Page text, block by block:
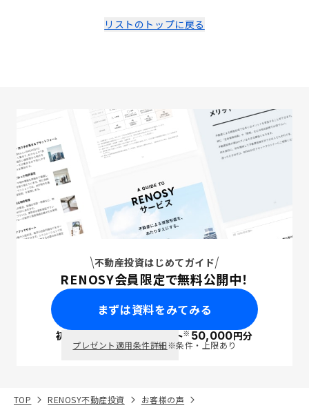
はないかな？と思った。リストのトップに戻る
不動産投資はじめてガイド
RENOSY会員限定で無料公開中！
まずは資料をみてみる
初回面談で ポイント※50,000円分
プレゼント適用条件詳細※条件・上限あり
TOP RENOSY不動産投資
お客様の声